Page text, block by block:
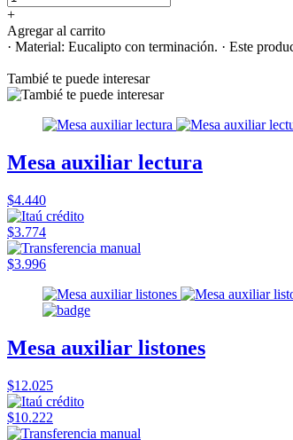
+
Agregar al carrito
· Material: Eucalipto con terminación. · Este
Tambié te puede interesar
Mesa auxiliar lectura
$4.440
$3.774
$3.996
Mesa auxiliar listones
$12.025
$10.222